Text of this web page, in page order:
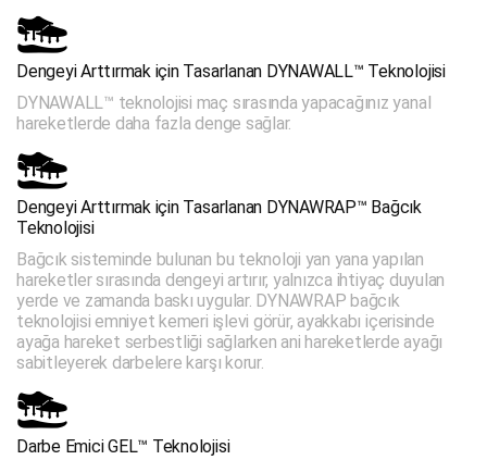
Dengeyi Arttırmak için Tasarlanan DYNAWALL™ Teknolojisi
DYNAWALL™ teknolojisi maç sırasında yapacağınız yanal
hareketlerde daha fazla denge sağlar.
Dengeyi Arttırmak için Tasarlanan DYNAWRAP™ Bağcık
Teknolojisi
Bağcık sisteminde bulunan bu teknoloji yan yana yapılan
hareketler sırasında dengeyi artırır, yalnızca ihtiyaç duyulan
yerde ve zamanda baskı uygular. DYNAWRAP bağcık
teknolojisi emniyet kemeri işlevi görür, ayakkabı içerisinde
ayağa hareket serbestliği sağlarken ani hareketlerde ayağı
sabitleyerek darbelere karşı korur.
Darbe Emici GEL™ Teknolojisi